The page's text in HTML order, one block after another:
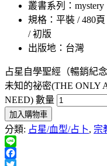
叢書系列：mystery
規格：平裝 / 480頁
/ 初版
出版地：台灣
占星自學聖經（暢銷紀
未知的祕密(THE ONLY
NEED) 數量
加入購物車
分類: 占星/血型/占卜, 宗
Line